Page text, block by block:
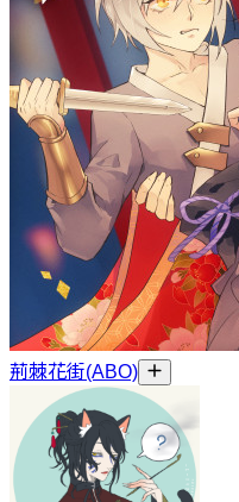
荊棘花街(ABO)